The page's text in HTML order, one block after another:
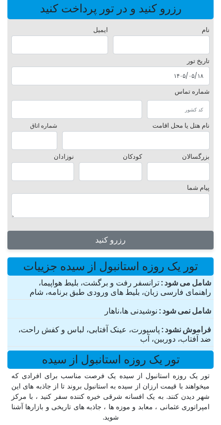
رزرو کنید و در تور پرداخت کنید
نام ایمیل
تاریخ تور
شماره تماس
نام هتل یا محل اقامت شماره اتاق
بزرگسالان کودکان نوزادان
پیام شما
رزرو کنید
تور یک روزه استانبول از سیده جزییات
شامل می شود ترانسفر رفت و برگشت، بلیط هواپیما،
راهنمای فارسی زبان، بلیط های ورودی طبق برنامه، شام
شامل نمی شود نوشیدنی ها،ناهار
فراموش نشود پاسپورت، عینک آفتابی، لباس و کفش راحت،
ضد آفتاب، دوربین، آب
تور یک روزه استانبول از سیده
تور یک روزه استانبول از سیده یک فرصت مناسب برای افرادی که
میخواهند با قیمت ارزان از سیده به استانبول بروند تا از جاذبه های این
شهر دیدن کنند. به یک افسانه شرقی خیره کننده سفر کنید ، با مرکز
امپراتوری عثمانی ، معابد و موزه ها ، جاذبه های تاریخی و بازارها آشنا
شوید.